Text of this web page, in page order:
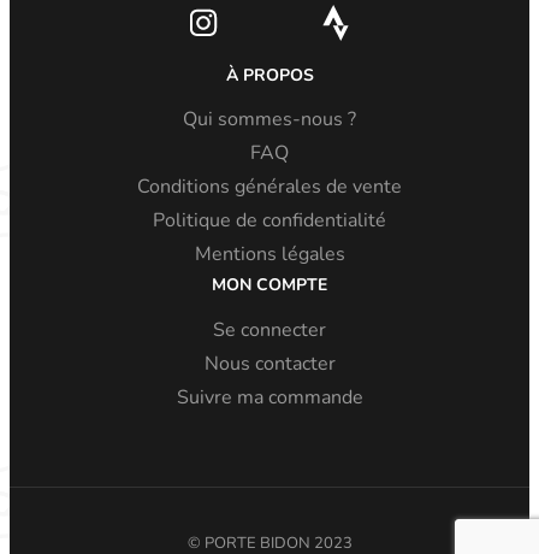
À PROPOS
Qui sommes-nous ?
FAQ
Conditions générales de vente
Politique de confidentialité
Mentions légales
MON COMPTE
Se connecter
Nous contacter
Suivre ma commande
© PORTE BIDON 2023